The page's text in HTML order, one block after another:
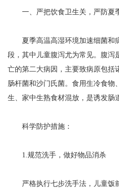
一、严把饮食卫生关，严防夏
夏季高温高湿环境加速细菌和
段，其中儿童腹泻尤为常见。腹泻
亡的第二大病因，主要致病原包括
肠杆菌和沙门氏菌。食用生冷食物
生、家中生熟食材混放，是诱发肠
科学防护措施：
1.规范洗手，做好物品消杀
严格执行七步洗手法，儿童饭